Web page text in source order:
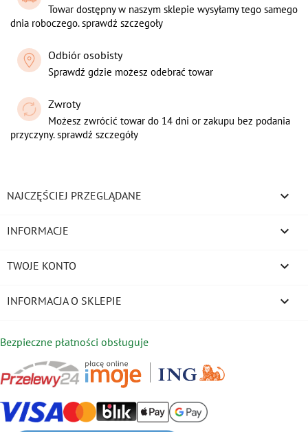
Towar dostępny w naszym sklepie wysyłamy tego samego
dnia roboczego. sprawdź szczegoły
Odbiór osobisty
Sprawdź gdzie możesz odebrać towar
Zwroty
Możesz zwrócić towar do 14 dni or zakupu bez podania
przyczyny. sprawdź szczegóły
NAJCZĘŚCIEJ PRZEGLĄDANE 
INFORMACJE 
TWOJE KONTO 
INFORMACJA O SKLEPIE keyboard_arrow_down
Bezpieczne płatności obsługuje